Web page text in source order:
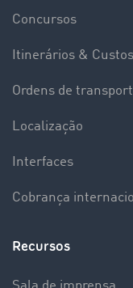
Concursos
Itinerários & Custos
Ordens de
Localização
Interfaces
Cobrança
Recursos